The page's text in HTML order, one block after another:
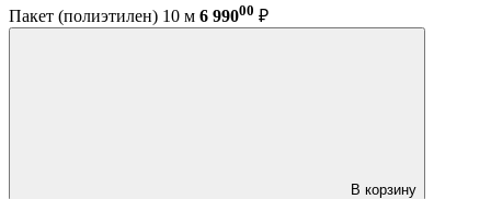
Пакет (полиэтилен) 10 м 6 99000 ₽
В корзину